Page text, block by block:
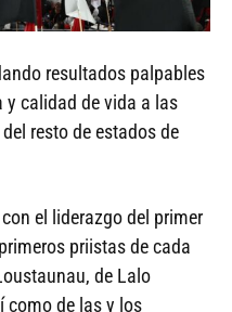
resultados palpables
y calidad de vida a las
resto de estados de
el liderazgo del primer
priistas de cada
de Lalo
como de las y los